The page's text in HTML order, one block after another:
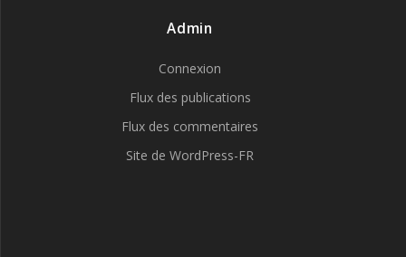
Admin
Connexion
Flux des publications
Flux des commentaires
Site de WordPress-FR